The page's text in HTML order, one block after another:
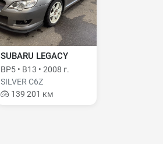
SUBARU LEGACY
BP5 • B13 • 2008 г.
SILVER C6Z
139 201 км